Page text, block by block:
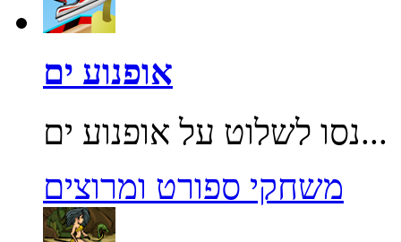
אופנוע ים
נסו לשלוט על אופנוע ים...
משחקי ספורט ומרוצים